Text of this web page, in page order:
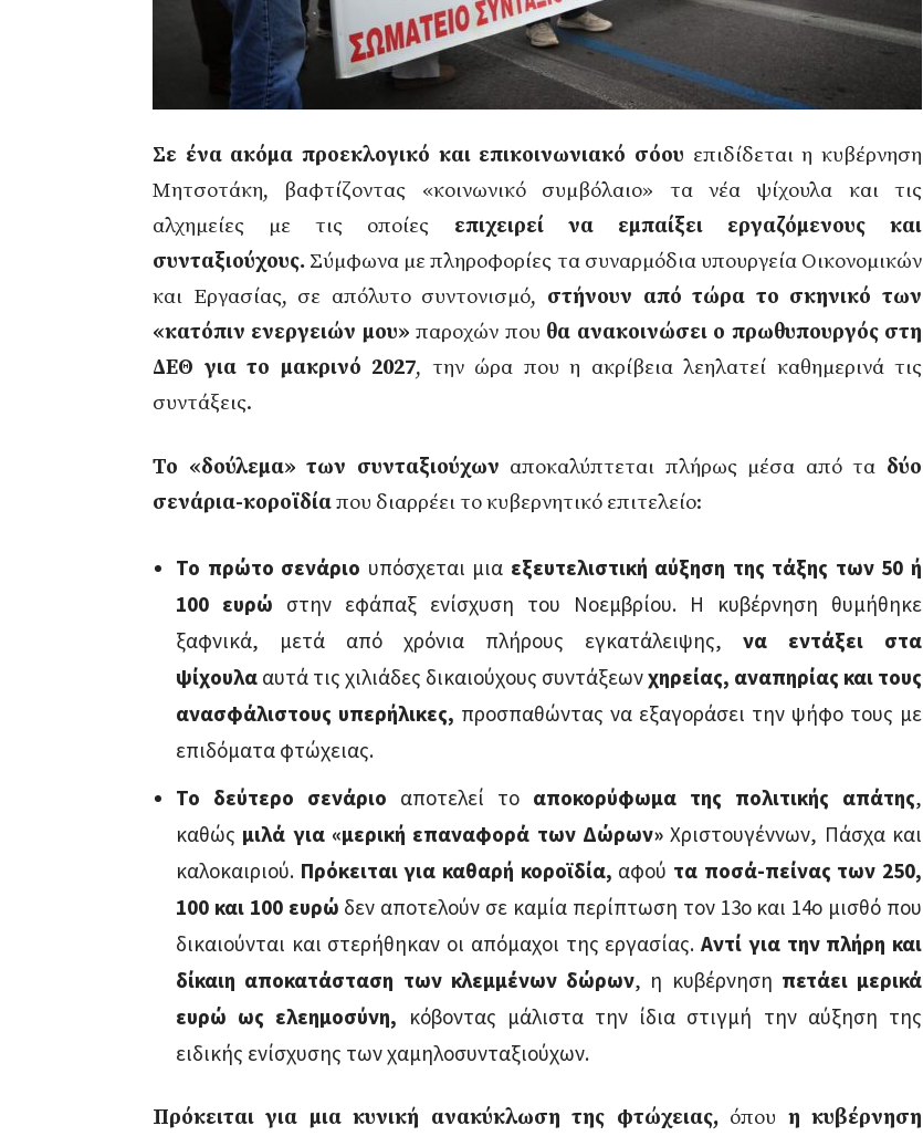
Σε ένα ακόμα προεκλογικό και επικοινωνιακό σόου επιδίδεται η κυβέρνηση
Μητσοτάκη, βαφτίζοντας «κοινωνικό συμβόλαιο» τα νέα ψίχουλα και τις
αλχημείες με τις οποίες επιχειρεί να εμπαίξει εργαζόμενους και
συνταξιούχους. Σύμφωνα με πληροφορίες τα συναρμόδια υπουργεία Οικονομικών
και Εργασίας, σε απόλυτο συντονισμό, στήνουν από τώρα το σκηνικό των
«κατόπιν ενεργειών μου» παροχών που θα ανακοινώσει ο πρωθυπουργός στη
ΔΕΘ για το μακρινό 2027, την ώρα που η ακρίβεια λεηλατεί καθημερινά τις
συντάξεις.
Το «δούλεμα» των συνταξιούχων αποκαλύπτεται πλήρως μέσα από τα δύο
σενάρια-κοροϊδίαπου διαρρέει το κυβερνητικό επιτελείο:
Το πρώτο σενάριο υπόσχεται μια εξευτελιστική αύξηση της τάξης των 50 ή
100 ευρώ στην εφάπαξ ενίσχυση του Νοεμβρίου. Η κυβέρνηση θυμήθηκε
ξαφνικά, μετά από χρόνια πλήρους εγκατάλειψης, να εντάξει στα
ψίχουλα αυτά τις χιλιάδες δικαιούχους συντάξεωνχηρείας, αναπηρίας και τους
ανασφάλιστους υπερήλικες, προσπαθώντας να εξαγοράσει την ψήφο τους με
επιδόματα φτώχειας.
Το δεύτερο σενάριο αποτελεί το αποκορύφωμα της πολιτικής απάτης,
καθώς μιλά για «μερική επαναφορά των Δώρων» Χριστουγέννων, Πάσχα και
καλοκαιριού. Πρόκειται για καθαρή κοροϊδία, αφού τα ποσά-πείνας των 250,
100 και 100 ευρώ δεν αποτελούν σε καμία περίπτωση τον 13ο και 14ο μισθό που
δικαιούνται και στερήθηκαν οι απόμαχοι της εργασίας.Αντί για την πλήρη και
δίκαιη αποκατάσταση των κλεμμένων δώρων, η κυβέρνηση πετάει μερικά
ευρώ ως ελεημοσύνη, κόβοντας μάλιστα την ίδια στιγμή την αύξηση της
ειδικής ενίσχυσης των χαμηλοσυνταξιούχων.
Πρόκειται για μια κυνική ανακύκλωση της φτώχειας,όπου η κυβέρνηση